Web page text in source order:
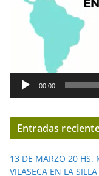
d
í
d
e
o
00:00
Entradas
13 DE MARZO 20 HS.
VILASECA EN LA